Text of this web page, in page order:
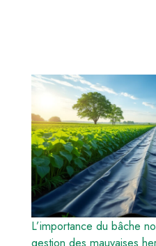
L’importance du bâche